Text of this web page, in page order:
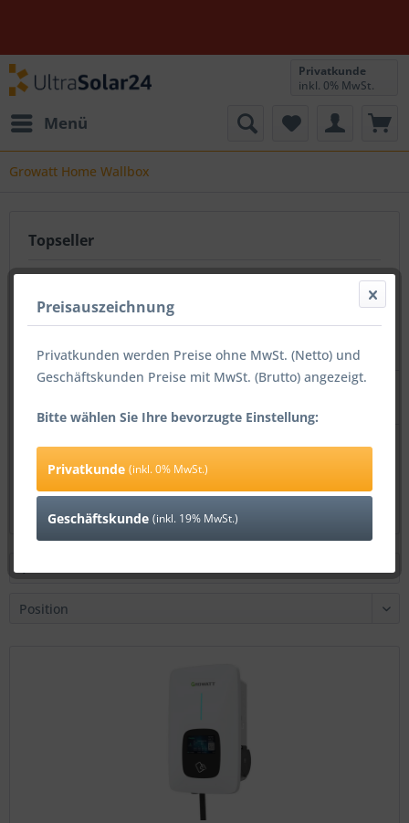
Menü
Privatkunde
inkl. 0% MwSt.
Growatt Home Wallbox
Topseller
Growatt THOR 22AS-S Wallbox 3-phasig mit...
578,99 € *
Preisauszeichnung
Privatkunden werden Preise ohne MwSt. (Netto) und
Geschäftskunden Preise mit MwSt. (Brutto) angezeigt.
Bitte wählen Sie Ihre bevorzugte Einstellung:
Privatkunde (inkl. 0% MwSt.)
Geschäftskunde (inkl. 19% MwSt.)